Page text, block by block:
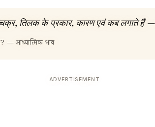
चक्र, तिलक के प्रकार, कारण एवं कब लगाते हैं —
— आध्यात्मिक भाव
ADVERTISEMENT